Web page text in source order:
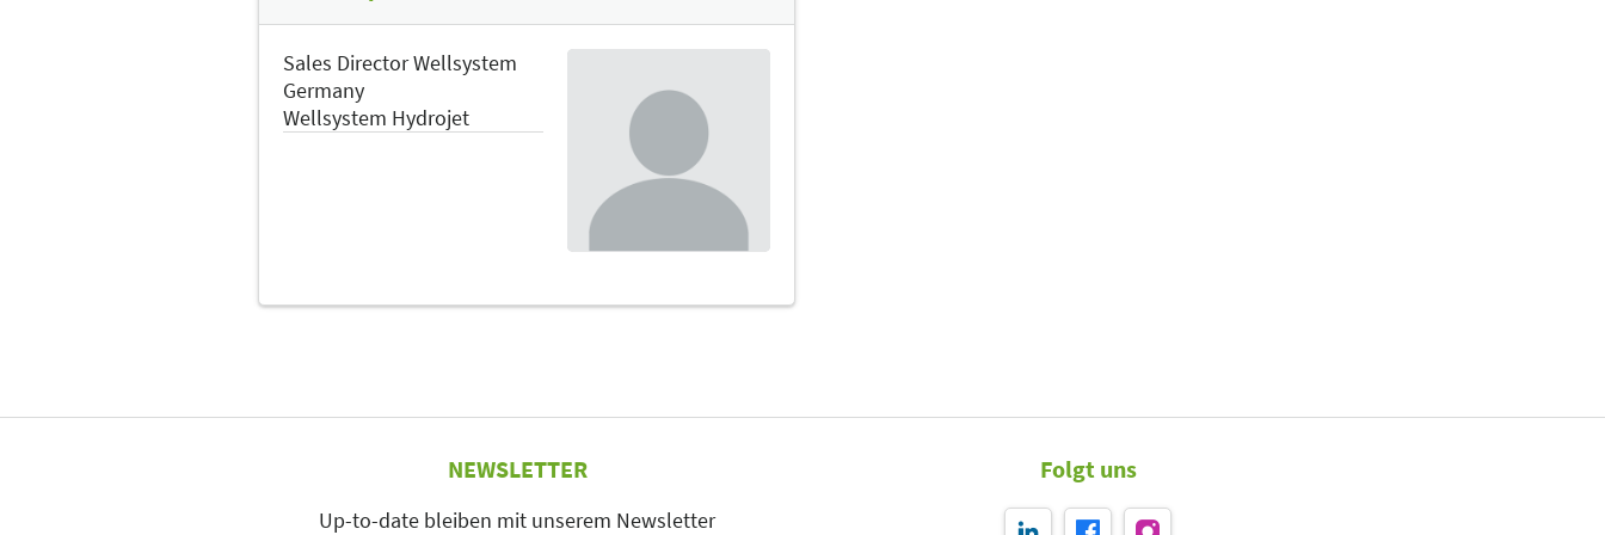
Sales Director Wellsystem
Germany
Wellsystem Hydrojet
NEWSLETTER
Up-to-date bleiben mit unserem Newsletter
Folgt uns